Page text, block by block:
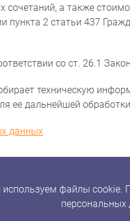
сочетаний, а также
пункта 2 статьи 437
со ст. 26.1
техническую
ее дальнейшей
данных
файлы cookie.
персональных